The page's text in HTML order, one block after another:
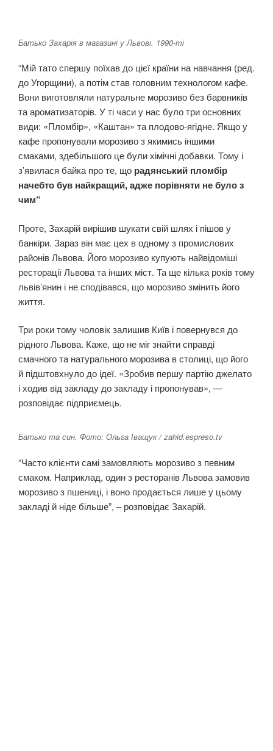
Батько Захарія в магазині у Львові. 1990-ті
“Мій тато спершу поїхав до цієї країни на навчання (ред.
до Угорщини), а потім став головним технологом кафе.
Вони виготовляли натуральне морозиво без барвників
та ароматизаторів. У ті часи у нас було три основних
види: «Пломбір», «Каштан» та плодово-ягідне. Якщо у
кафе пропонували морозиво з якимись іншими
смаками, здебільшого це були хімічні добавки. Тому і
з’явилася байка про те, що радянський пломбір
начебто був найкращий, адже порівняти не було з
чим”
Проте, Захарій вирішив шукати свій шлях і пішов у
банкіри. Зараз він має цех в одному з промислових
районів Львова. Його морозиво купують найвідоміші
ресторації Львова та інших міст. Та ще кілька років тому
львів’янин і не сподівався, що морозиво змінить його
життя.
Три роки тому чоловік залишив Київ і повернувся до
рідного Львова. Каже, що не міг знайти справді
смачного та натурального морозива в столиці, що його
й підштовхнуло до ідеї. «Зробив першу партію джелато
і ходив від закладу до закладу і пропонував», —
розповідає підприємець.
Батько та син. Фото: Ольга Іващук / zahid.espreso.tv
“Часто клієнти самі замовляють морозиво з певним
смаком. Наприклад, один з ресторанів Львова замовив
морозиво з пшениці, і воно продається лише у цьому
закладі й ніде більше”, – розповідає Захарій.